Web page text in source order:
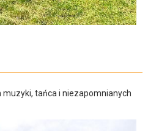
muzyki, tańca i niezapomnianych